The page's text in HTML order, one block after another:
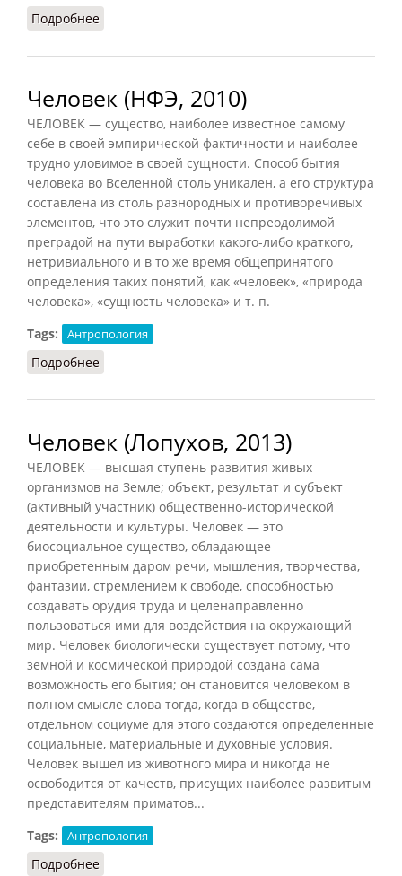
Подробнее
Человек (НФЭ, 2010)
ЧЕЛОВЕК — существо, наиболее известное самому
себе в своей эмпирической фактичности и наиболее
трудно уловимое в своей сущности. Способ бытия
человека во Вселенной столь уникален, а его структура
составлена из столь разнородных и противоречивых
элементов, что это служит почти непреодолимой
преградой на пути выработки какого-либо краткого,
нетривиального и в то же время общепринятого
определения таких понятий, как «человек», «природа
человека», «сущность человека» и т. п.
Tags:
Антропология
Подробнее
Человек (Лопухов, 2013)
ЧЕЛОВЕК — высшая ступень развития живых
организмов на Земле; объект, результат и субъект
(активный участник) общественно-исторической
деятельности и культуры. Человек — это
биосоциальное существо, обладающее
приобретенным даром речи, мышления, творчества,
фантазии, стремлением к свободе, способностью
создавать орудия труда и целенаправленно
пользоваться ими для воздействия на окружающий
мир. Человек биологически существует потому, что
земной и космической природой создана сама
возможность его бытия; он становится человеком в
полном смысле слова тогда, когда в обществе,
отдельном социуме для этого создаются определенные
социальные, материальные и духовные условия.
Человек вышел из животного мира и никогда не
освободится от качеств, присущих наиболее развитым
представителям приматов...
Tags:
Антропология
Подробнее